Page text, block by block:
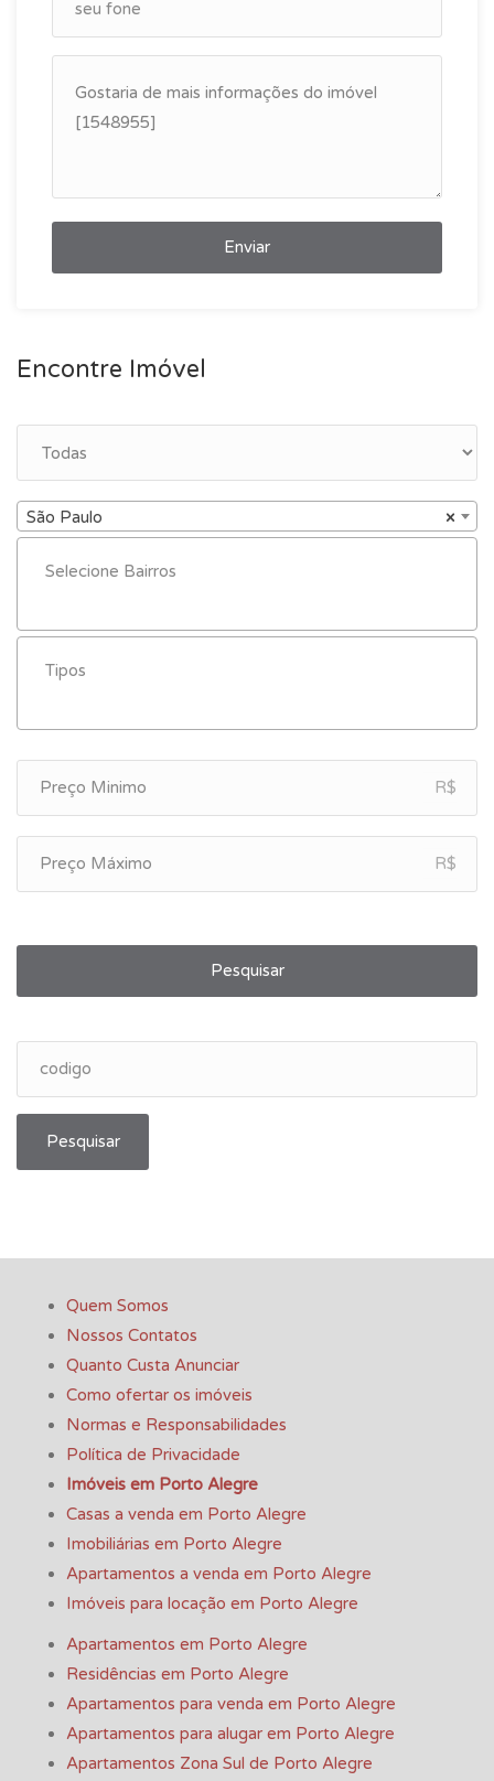
Enviar
Encontre Imóvel
×
São Paulo
R$
R$
Pesquisar
Pesquisar
Quem Somos
Nossos Contatos
Quanto Custa Anunciar
Como ofertar os imóveis
Normas e Responsabilidades
Política de Privacidade
Imóveis em Porto Alegre
Casas a venda em Porto Alegre
Imobiliárias em Porto Alegre
Apartamentos a venda em Porto Alegre
Imóveis para locação em Porto Alegre
Apartamentos em Porto Alegre
Residências em Porto Alegre
Apartamentos para venda em Porto Alegre
Apartamentos para alugar em Porto Alegre
Apartamentos Zona Sul de Porto Alegre